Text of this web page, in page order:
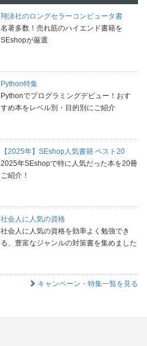
翔泳社のロングセラーコンピュータ書
名著多数！売れ筋のハイエンド書籍を
SEshopが厳選
Python特集
Pythonでプログラミングデビュー！おす
すめ本をレベル別・目的別にご紹介
【2025年】SEshop人気書籍 ベスト20
2025年SEshopで特に人気だった本を20冊
ご紹介！
社会人に人気の資格
社会人に人気の資格を効率よく勉強でき
る、豊富なジャンルの対策書を集めました
キャンペーン・特集一覧を見る